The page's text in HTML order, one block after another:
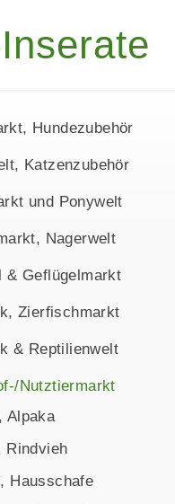
Hundezubehör
Katzenzubehör
und Ponywelt
Nagerwelt
& Geflügelmarkt
Zierfischmarkt
& Reptilienwelt
Nutztiermarkt
Alpaka
Rindvieh
Hausschafe